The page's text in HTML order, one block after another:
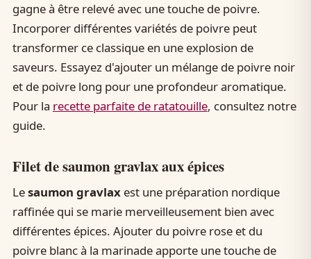
gagne à être relevé avec une touche de poivre.
Incorporer différentes variétés de poivre peut
transformer ce classique en une explosion de
saveurs. Essayez d'ajouter un mélange de poivre noir
et de poivre long pour une profondeur aromatique.
Pour la recette parfaite de ratatouille, consultez notre
guide.
Filet de saumon gravlax aux épices
Lesaumon gravlaxest une préparation nordique
raffinée qui se marie merveilleusement bien avec
différentes épices. Ajouter du poivre rose et du
poivre blanc à la marinade apporte une touche de